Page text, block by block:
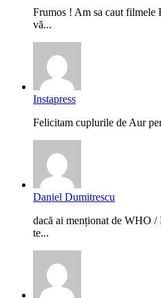
Frumos ! Am sa caut filmele
vă...
Instapress
Felicitam cuplurile de Aur
Daniel Dumitrescu
dacă ai menționat de WHO
te...